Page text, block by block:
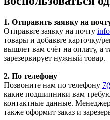
1. Отправить заявку на
Отправьте заявку на почту
товары и добавьте карточку/
вышлет вам счёт на оплату, а
зарезервирует нужный товар.
2. По телефону
Позвоните нам по телефону
какие подшипники вам
контактные данные.
также оформит заказ и